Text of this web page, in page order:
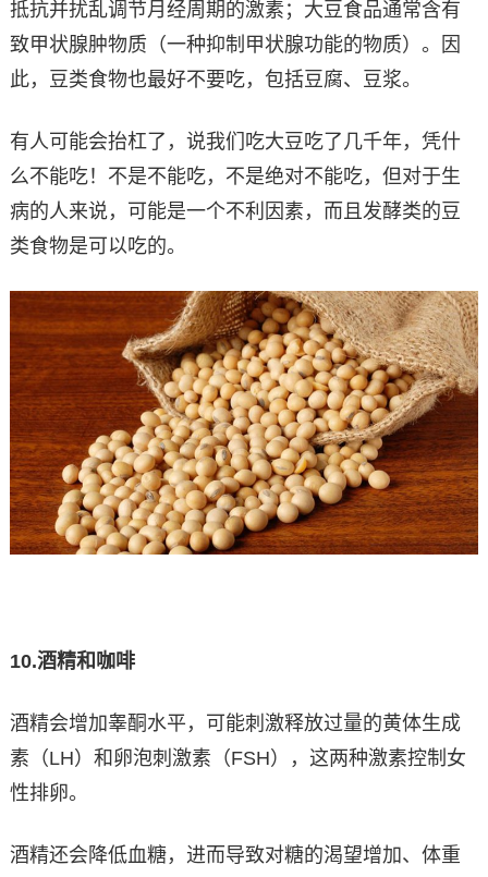
抵抗并扰乱调节月经周期的激素；大豆食品通常含有
致甲状腺肿物质（一种抑制甲状腺功能的物质）。因
此，豆类食物也最好不要吃，包括豆腐、豆浆。
有人可能会抬杠了，说我们吃大豆吃了几千年，凭什
么不能吃！不是不能吃，不是绝对不能吃，但对于生
病的人来说，可能是一个不利因素，而且发酵类的豆
类食物是可以吃的。
10.酒精和咖啡
酒精会增加睾酮水平，可能刺激释放过量的黄体生成
素（LH）和卵泡刺激素（FSH），这两种激素控制女
性排卵。
酒精还会降低血糖，进而导致对糖的渴望增加、体重